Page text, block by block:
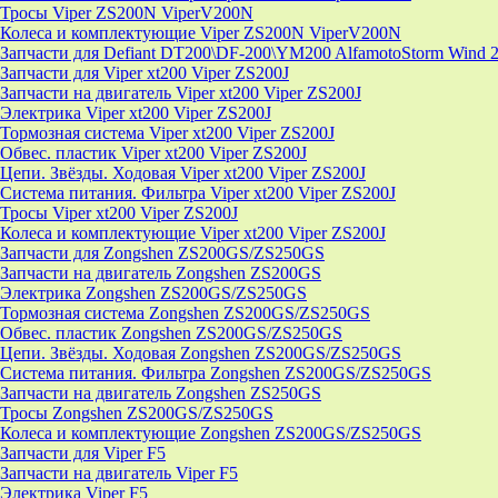
Тросы Viper ZS200N ViperV200N
Колеса и комплектующие Viper ZS200N ViperV200N
Запчасти для Defiant DT200\DF-200\YM200 AlfamotoStorm Wind
Запчасти для Viper xt200 Viper ZS200J
Запчасти на двигатель Viper xt200 Viper ZS200J
Электрика Viper xt200 Viper ZS200J
Тормозная система Viper xt200 Viper ZS200J
Обвес. пластик Viper xt200 Viper ZS200J
Цепи. Звёзды. Ходовая Viper xt200 Viper ZS200J
Система питания. Фильтра Viper xt200 Viper ZS200J
Тросы Viper xt200 Viper ZS200J
Колеса и комплектующие Viper xt200 Viper ZS200J
Запчасти для Zongshen ZS200GS/ZS250GS
Запчасти на двигатель Zongshen ZS200GS
Электрика Zongshen ZS200GS/ZS250GS
Тормозная система Zongshen ZS200GS/ZS250GS
Обвес. пластик Zongshen ZS200GS/ZS250GS
Цепи. Звёзды. Ходовая Zongshen ZS200GS/ZS250GS
Система питания. Фильтра Zongshen ZS200GS/ZS250GS
Запчасти на двигатель Zongshen ZS250GS
Тросы Zongshen ZS200GS/ZS250GS
Колеса и комплектующие Zongshen ZS200GS/ZS250GS
Запчасти для Viper F5
Запчасти на двигатель Viper F5
Электрика Viper F5